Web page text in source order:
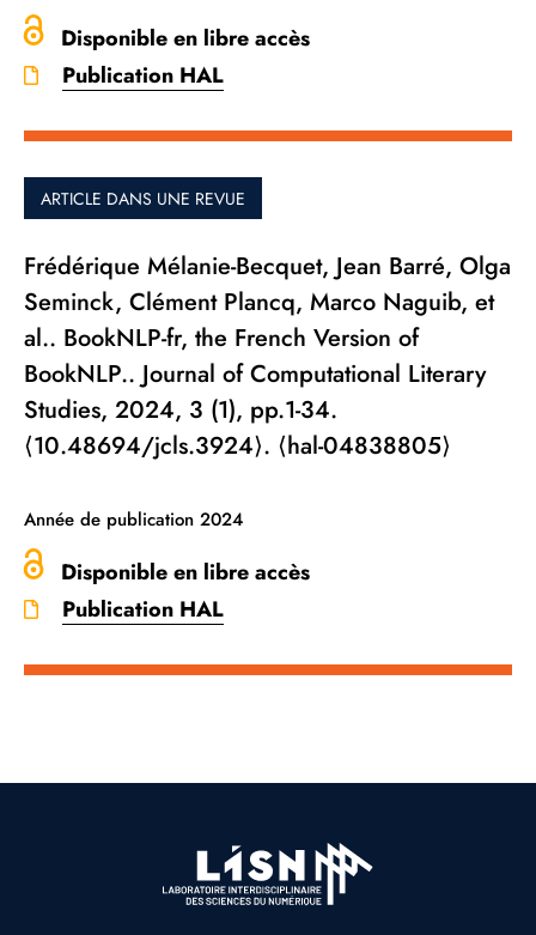
Disponible en libre accès
Publication HAL
ARTICLE DANS UNE REVUE
Frédérique Mélanie-Becquet, Jean Barré, Olga
Seminck, Clément Plancq, Marco Naguib, et
al.. BookNLP-fr, the French Version of
BookNLP.. Journal of Computational Literary
Studies, 2024, 3 (1), pp.1-34.
⟨10.48694/jcls.3924⟩. ⟨hal-04838805⟩
Année de publication 2024
Disponible en libre accès
Publication HAL